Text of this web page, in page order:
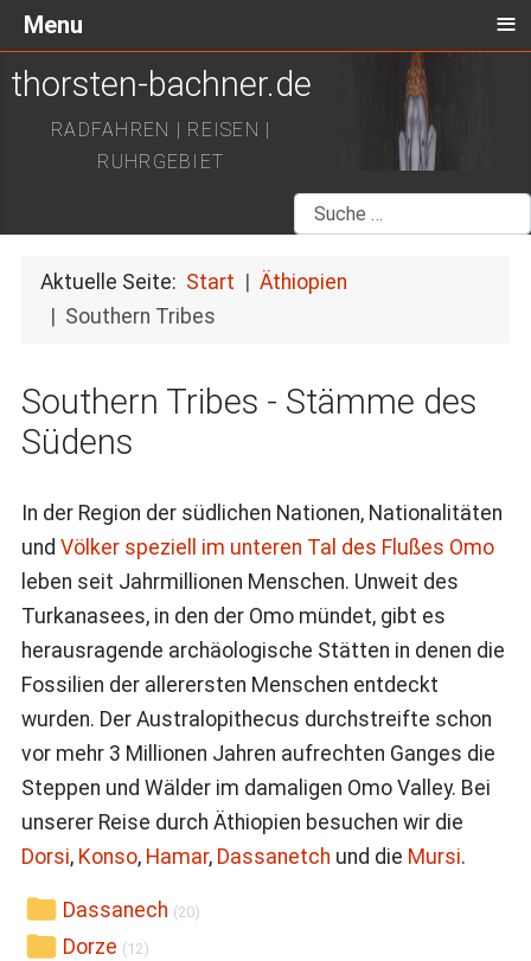
thorsten-bachner.de
RADFAHREN | REISEN |
RUHRGEBIET
Suchen
Aktuelle Seite: Start
Äthiopien
Southern Tribes
Southern Tribes - Stämme des
Südens
In der Region der südlichen Nationen, Nationalitäten
und Völker speziell im unteren Tal des Flußes Omo
leben seit Jahrmillionen Menschen. Unweit des
Turkanasees, in den der Omo mündet, gibt es
herausragende archäologische Stätten in denen die
Fossilien der allerersten Menschen entdeckt
wurden. Der Australopithecus durchstreifte schon
vor mehr 3 Millionen Jahren aufrechten Ganges die
Steppen und Wälder im damaligen Omo Valley. Bei
unserer Reise durch Äthiopien besuchen wir die
Dorsi, Konso, Hamar, Dassanetch und die Mursi.
Dassanech (20)
Dorze (12)
Menu ≡